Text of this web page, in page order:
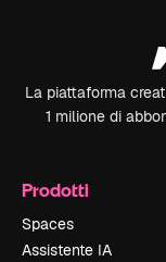
La piattaforma
1 milione di
Prodotti
Spaces
Assistente IA